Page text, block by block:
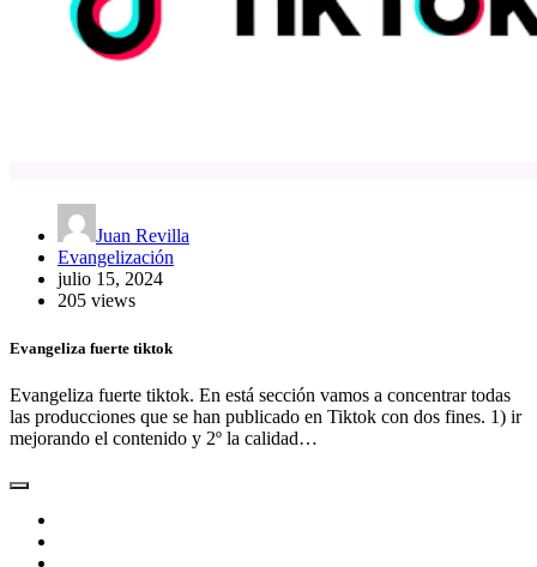
Juan Revilla
Evangelización
julio 15, 2024
205 views
Evangeliza fuerte tiktok
Evangeliza fuerte tiktok. En está sección vamos a concentrar todas
las producciones que se han publicado en Tiktok con dos fines. 1) ir
mejorando el contenido y 2º la calidad…